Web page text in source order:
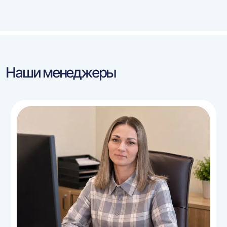
Наши менеджеры